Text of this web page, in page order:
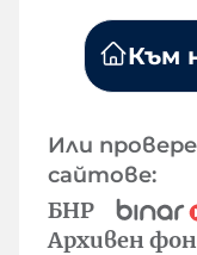
Към
Или
сайтове:
БНР
Архивен